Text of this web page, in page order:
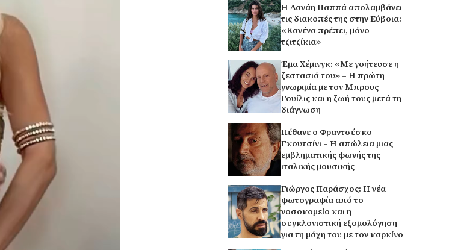
Η Δανάη Παππά απολαμβάνει
τις διακοπές της στην Εύβοια:
«Κανένα πρέπει, μόνο
τζιτζίκια»
Έμα Χέμινγκ: «Με γοήτευσε η
ζεστασιά του» – Η πρώτη
γνωριμία με τον Μπρους
Γουίλις και η ζωή τους μετά τη
διάγνωση
Πέθανε ο Φραντσέσκο
Γκουτσίνι – Η απώλεια μιας
εμβληματικής φωνής της
ιταλικής μουσικής
Γιώργος Παράσχος: Η νέα
φωτογραφία από το
νοσοκομείο και η
συγκλονιστική εξομολόγηση
για τη μάχη του με τον καρκίνο